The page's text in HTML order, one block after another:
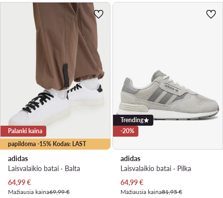
papildoma -15% Kodas: LAST
Palanki kaina
adidas
Laisvalaikio batai · Balta
Dabartinė kaina
64,99€
Mažiausia kaina69,99 €
Trending
-20%
adidas
Laisvalaikio batai · Pilka
Dabartinė kaina
64,99€
Mažiausia kaina81,95 €